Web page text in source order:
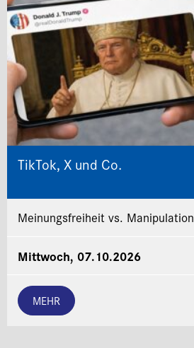
TikTok, X und Co.
Meinungsfreiheit vs. Manipulation
Mittwoch, 07.10.2026
MEHR